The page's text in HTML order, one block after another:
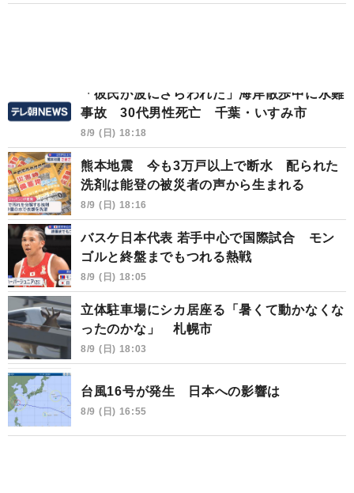
「彼氏が波にさらわれた」海岸散歩中に水難
事故 30代男性死亡 千葉・いすみ市
8/9 (日) 18:18
熊本地震 今も3万戸以上で断水 配られた
洗剤は能登の被災者の声から生まれる
8/9 (日) 18:16
バスケ日本代表 若手中心で国際試合 モン
ゴルと終盤までもつれる熱戦
8/9 (日) 18:05
立体駐車場にシカ居座る「暑くて動かなくな
ったのかな」 札幌市
8/9 (日) 18:03
台風16号が発生 日本への影響は
8/9 (日) 16:55